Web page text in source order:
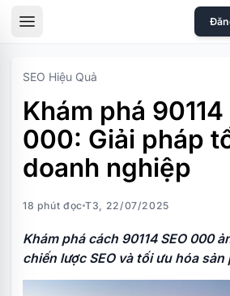
SEO Hiệu Quả
Khám phá 90114
000: Giải pháp
doanh nghiệp
18 phút đọc T3, 22/07/2025
Khám phá cách 90114 SEO 000
chiến lược SEO và tối ưu hóa sản